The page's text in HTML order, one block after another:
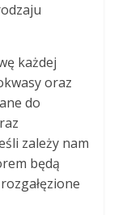
każdej
oraz
do
zależy nam
będą